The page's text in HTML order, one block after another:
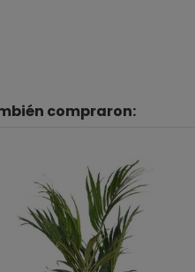
compraron: